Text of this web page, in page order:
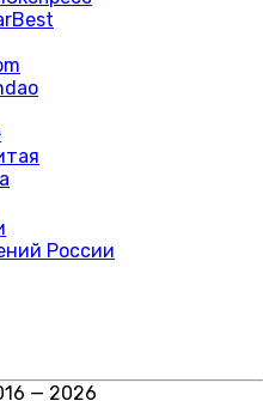
России
— 2026